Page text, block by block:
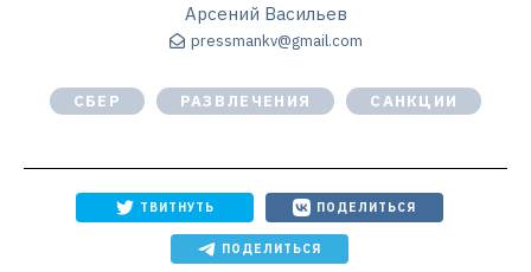
Арсений Васильев
pressmankv@gmail.com
СБЕР РАЗВЛЕЧЕНИЯ САНКЦИИ
ТВИТНУТЬ ПОДЕЛИТЬСЯ
ПОДЕЛИТЬСЯ